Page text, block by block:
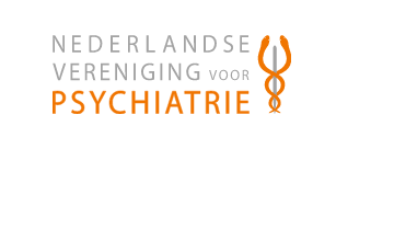
Ga naar de inhoud